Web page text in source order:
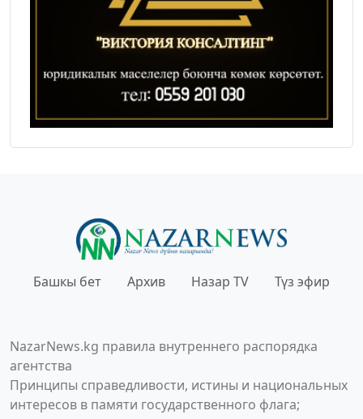
Башкы бет Архив Назар TV Түз эфир
NazarNews.kg правила внутреннего распорядка
агентства
Принципы справедливости, истины и национальных
интересов в памяти государственного флага;